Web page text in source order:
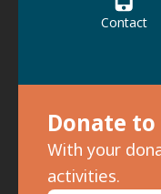
Donate
With your
activities.
Contact